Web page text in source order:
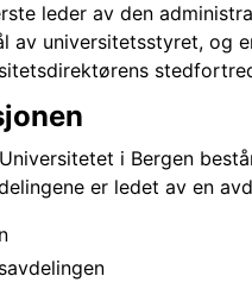
leder av den
av universitetsstyret, og
i Bergen
er ledet av en